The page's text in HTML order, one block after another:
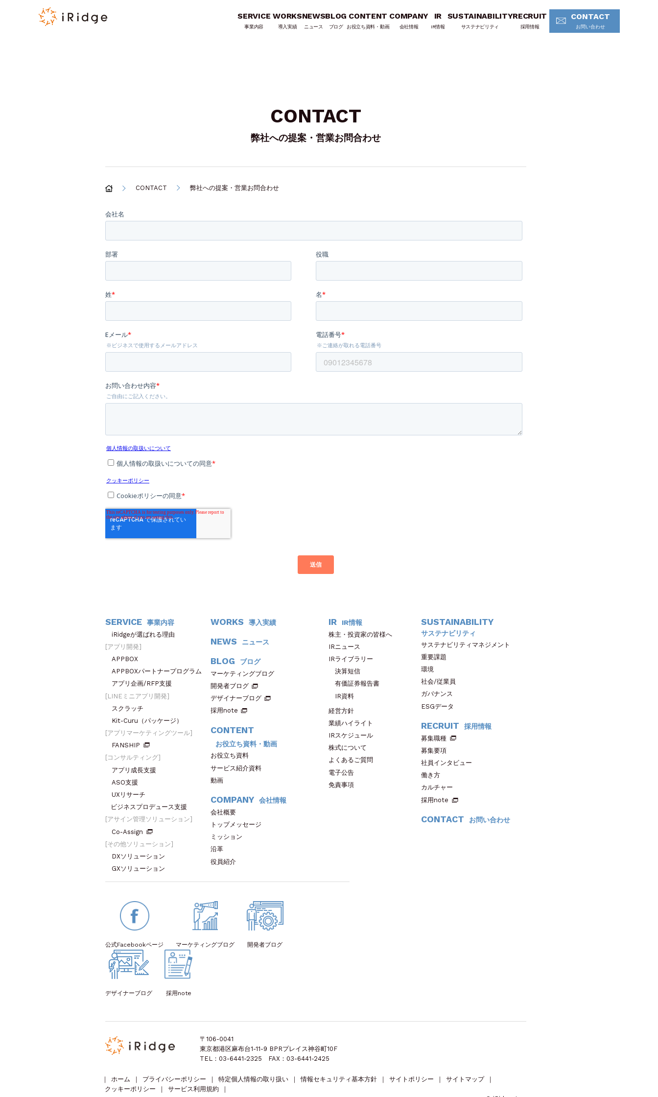
SERVICE
事業内容
WORKS
導入実績
NEWS
ニュース
BLOG
ブログ
CONTENT
お役立ち資料・動画
COMPANY
会社情報
IR
IR情報
SUSTAINABILITY
サステナビリティ
RECRUIT
採用情報
CONTACT
お問い合わせ
CONTACT
弊社への提案・営業お問合わせ
CONTACT 弊社への提案・営業お問合わせ
SERVICE 事業内容
iRidgeが選ばれる理由
アプリ開発
APPBOX
APPBOXパートナープログラム
アプリ企画/RFP支援
LINEミニアプリ開発
スクラッチ
Kit-Curu（パッケージ）
アプリマーケティングツール
FANSHIP
コンサルティング
アプリ成長支援
ASO支援
UXリサーチ
ビジネスプロデュース支援
アサイン管理ソリューション
Co-Assign
その他ソリューション
DXソリューション
GXソリューション
WORKS 導入実績
NEWS ニュース
BLOG ブログ
マーケティングブログ
開発者ブログ
デザイナーブログ
採用note
CONTENT
お役立ち資料・動画
お役立ち資料
サービス紹介資料
動画
COMPANY 会社情報
会社概要
トップメッセージ
ミッション
沿革
役員紹介
IR IR情報
株主・投資家の皆様へ
IRニュース
IRライブラリー
決算短信
有価証券報告書
IR資料
経営方針
業績ハイライト
IRスケジュール
株式について
よくあるご質問
電子公告
免責事項
SUSTAINABILITY
サステナビリティ
サステナビリティマネジメント
重要課題
環境
社会/従業員
ガバナンス
ESGデータ
RECRUIT 採用情報
募集職種
募集要項
社員インタビュー
働き方
カルチャー
採用note
CONTACT お問い合わせ
公式Facebookページ マーケティングブログ 開発者ブログ
デザイナーブログ 採用note
〒106-0041
東京都港区麻布台1-11-9 BPRプレイス神谷町10F
TEL：03-6441-2325 FAX：03-6441-2425
｜ ホーム ｜ プライバシーポリシー ｜ 特定個人情報の取り扱い ｜ 情報セキュリティ基本方針 ｜ サイトポリシー ｜ サイトマップ
｜
クッキーポリシー
｜ サービス利用規約
｜